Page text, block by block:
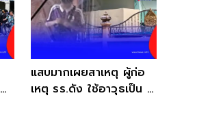
แสบมากเผยสาเหตุ ผู้ก่อ
เหตุ รร.ดัง ใช้อาวุธเป็น รู้